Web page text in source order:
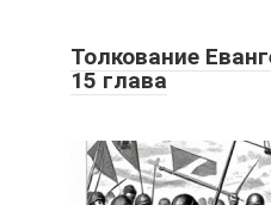
Толкование
15 глава